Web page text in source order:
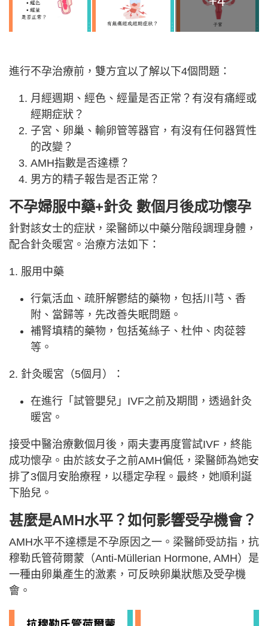
進行不孕治療前，雙方宜以了解以下4個問題：
月經週期、經色、經量是否正常？有沒有痛經或
經期症狀？
子宮、卵巢、輸卵管等器官，有沒有任何器質性
的改變？
AMH指數是否達標？
男方的精子報告是否正常？
不孕婦服中藥+針灸 數個月後成功懷孕
針對該女士的症狀，梁醫師以中藥分階段調理身體，
配合針灸暖宮。治療方法如下：
1. 服用中藥
行氣活血、疏肝解鬱結的藥物，包括川芎、香
附、當歸等，先改善失眠問題。
補腎填精的藥物，包括菟絲子、杜仲、肉蓯蓉
等。
2. 針灸暖宮（5個月）：
在進行「試管嬰兒」IVF之前及期間，透過針灸
暖宮。
接受中醫治療數個月後，兩夫妻再度嘗試IVF，終能
成功懷孕。由於該女子之前AMH偏低，梁醫師為她安
排了3個月安胎療程，以穩定孕程。最終，她順利誕
下胎兒。
甚麼是AMH水平？如何影響受孕機會？
AMH水平不達標是不孕原因之一。梁醫師受訪指，抗
穆勒氏管荷爾蒙（Anti-Müllerian Hormone, AMH）是
一種由卵巢產生的激素，可反映卵巢狀態及受孕機
會。